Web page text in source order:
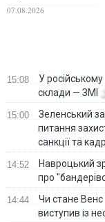
росіянам" — ЗМІ
07.08.2026
15:08
У
склади — ЗМІ
15:00
Зеленський
питання
санкції та
14:52
Навроцький
про
14:44
Чи стане
виступив із